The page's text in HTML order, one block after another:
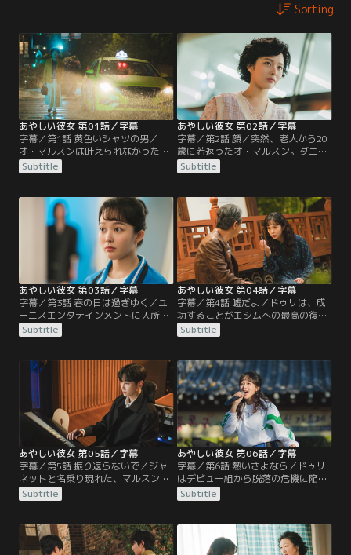
Sorting
あやしい彼女 第01話／字幕
字幕／第1話 黄色いシャツの男／
オ・マルスンは叶えられなかった夢
のために歌番組に出場するが、ステ
ージで失敗し、冷ややかな娘の言葉
に、謎のタクシーが現れ...。
Subtitle
あやしい彼女 第02話／字幕
字幕／第2話 顔／突然、老人から20
歳に若返ったオ・マルスン。ダニエ
ルは彼女を自分の育てたアイドル練
習生エミリーと勘違いし、マルスン
うが...。
Subtitle
あやしい彼女 第03話／字幕
字幕／第3話 春の日は過ぎゆく／ユ
ーニスエンタテインメントに入所し
たオドゥリの怒涛の練習生生活が始
まる。一方、ジスクは叔母から、死
なかった事実を告げられる。
Subtitle
あやしい彼女 第04話／字幕
字幕／第4話 嘘だよ／ドゥリは、成
功することがエシムへの最高の復讐
だと悟り、デビューの準備に専念す
る。 しかし、義理の息子と娘のジス
乱に陥る。
Subtitle
あやしい彼女 第05話／字幕
字幕／第5話 振り返らないで／ジャ
ネットと名乗り現れた、マルスンに
そっくりな顔の女性。ジャネットは
近所をうろつき、マルスンの家に近
ネットを突き放す。
Subtitle
あやしい彼女 第06話／字幕
字幕／第6話 熱いさよなら／ドゥリ
はデビュー組から脱落の危機に陥る
が、ある映像が話題になり、再びチ
ャンスをつかむ。一方、パク氏も行
男が現れる。
Subtitle